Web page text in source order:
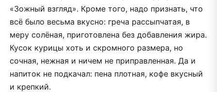
«Зожный взгляд». Кроме того, надо признать, что
всё было весьма вкусно: греча рассыпчатая, в
меру солёная, приготовлена без добавления жира.
Кусок курицы хоть и скромного размера, но
сочная, нежная и ничем не приправленная. Да и
напиток не подкачал: пена плотная, кофе вкусный
и крепкий.